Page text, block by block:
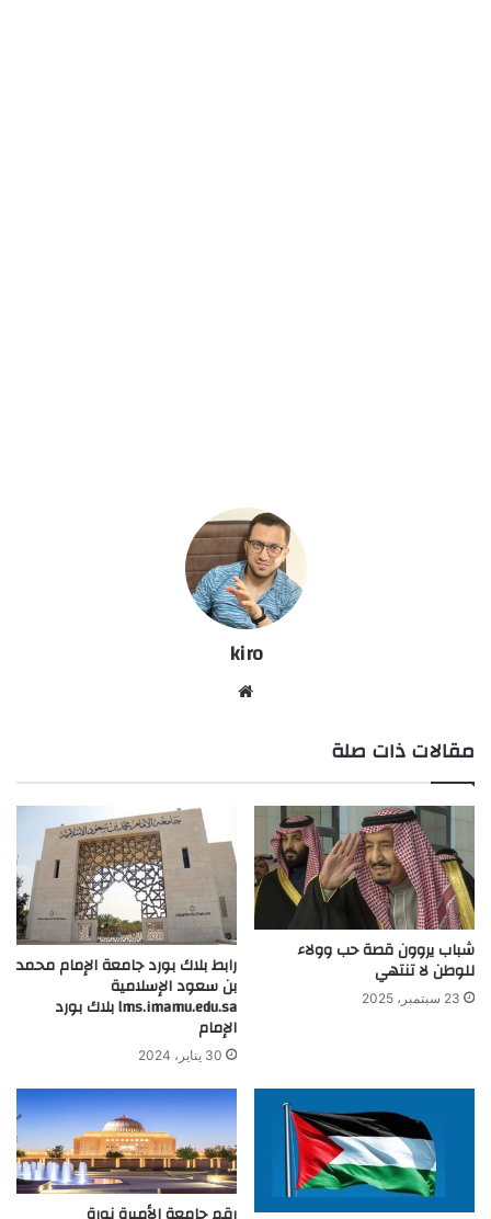
kiro
مقالات ذات صلة
شباب يروون قصة حب وولاء
للوطن لا تنتهي
23 سبتمبر، 2025
رابط بلاك بورد جامعة الإمام محمد
بن سعود الإسلامية
lms.imamu.edu.sa بلاك بورد
الإمام
30 يناير، 2024